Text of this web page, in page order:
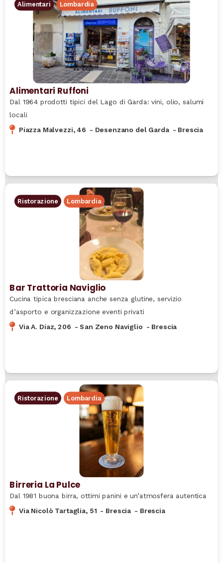
Alimentari Lombardia
Alimentari Ruffoni
Dal 1964 prodotti tipici del Lago di Garda: vini, olio, salumi
locali
Piazza Malvezzi, 46 - Desenzano del Garda - Brescia
Ristorazione Lombardia
Bar Trattoria Naviglio
Cucina tipica bresciana anche senza glutine, servizio
d’asporto e organizzazione eventi privati
Via A. Diaz, 206 -San Zeno Naviglio - Brescia
Ristorazione Lombardia
Birreria La Pulce
Dal 1981 buona birra, ottimi panini e un’atmosfera autentica
Via Nicolò Tartaglia, 51 - Brescia - Brescia